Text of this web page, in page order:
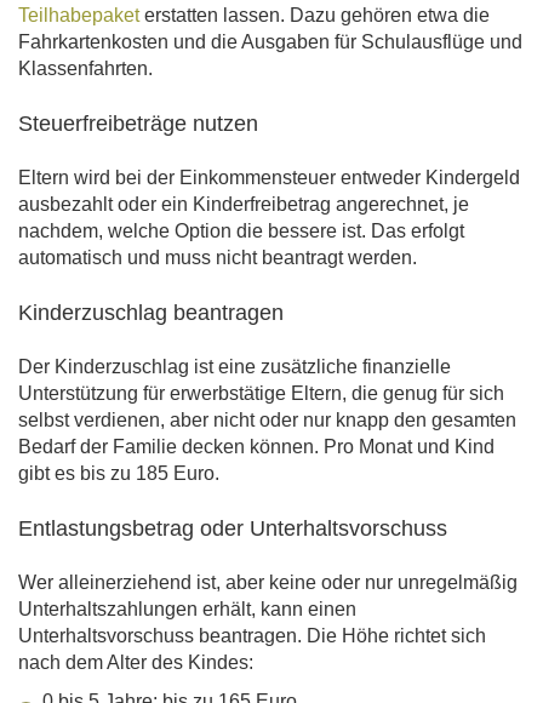
Teilhabepaketerstatten lassen. Dazu gehören etwa die
Fahrkartenkosten und die Ausgaben für Schulausflüge und
Klassenfahrten.
Steuerfreibeträge nutzen
Eltern wird bei der Einkommensteuer entweder Kindergeld
ausbezahlt oder ein Kinderfreibetrag angerechnet, je
nachdem, welche Option die bessere ist. Das erfolgt
automatisch und muss nicht beantragt werden.
Kinderzuschlag beantragen
Der Kinderzuschlag ist eine zusätzliche finanzielle
Unterstützung für erwerbstätige Eltern, die genug für sich
selbst verdienen, aber nicht oder nur knapp den gesamten
Bedarf der Familie decken können. Pro Monat und Kind
gibt es bis zu 185 Euro.
Entlastungsbetrag oder Unterhaltsvorschuss
Wer alleinerziehend ist, aber keine oder nur unregelmäßig
Unterhaltszahlungen erhält, kann einen
Unterhaltsvorschuss beantragen. Die Höhe richtet sich
nach dem Alter des Kindes: